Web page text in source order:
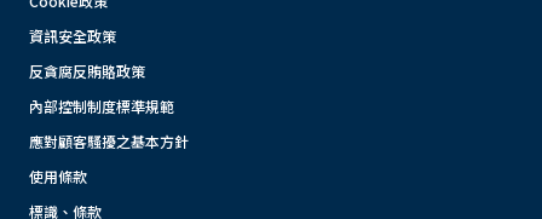
資訊安全政策
反貪腐反賄賂政策
內部控制制度標準規範
應對顧客騷擾之基本方針
使用條款
標識、條款